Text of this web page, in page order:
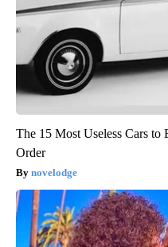
The 15 Most Useless Cars to
Order
novelodge